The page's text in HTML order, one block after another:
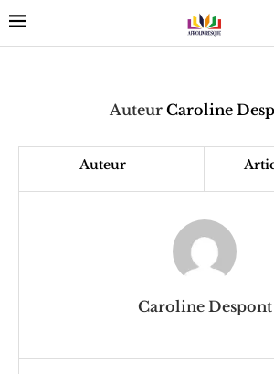
Auteur Caroline
Auteur
Caroline Despont